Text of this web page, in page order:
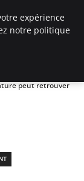
peut retrouver
expérience
notre politique